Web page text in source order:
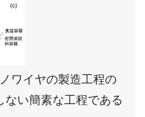
ワイヤの製造工程の
い簡素な工程である